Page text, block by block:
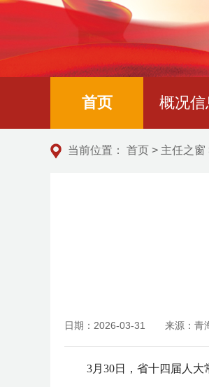
首页 概况信
当前位置： 首页 > 主任之窗
日期：2026-03-31 来源：青
3月30日，省十四届人